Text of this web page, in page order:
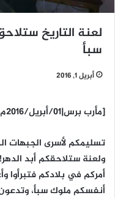
لعنة التاريخ
سبأ
أبريل 1, 2016
[مأرب برس|01/أبريل/2016م| – مقال – بقلم /أمين سيف نمران
تسليمكم لأسرى الجبهات
ولعنة ستلاحقكم أبد
أمركم في بلادكم فتبرأوا
أنفسكم ملوك سبأ، وتدعون